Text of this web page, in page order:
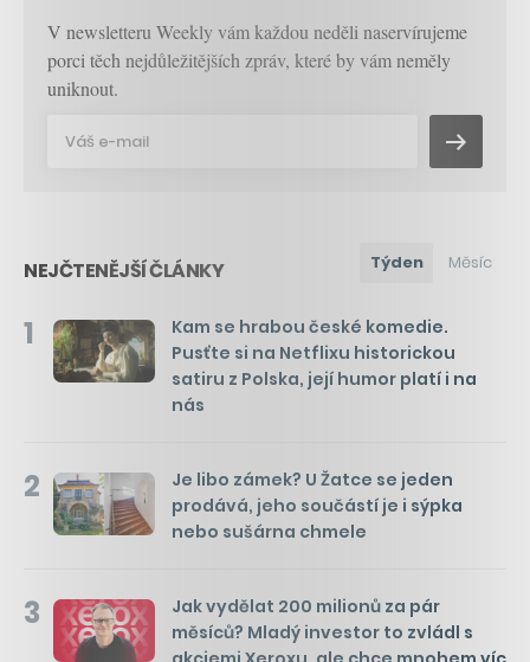
V newsletteru Weekly vám každou neděli naservírujeme
porci těch nejdůležitějších zpráv, které by vám neměly
uniknout.
NEJČTENĚJŠÍ ČLÁNKY Týden Měsíc
1
Kam se hrabou české komedie.
Pusťte si na Netflixu historickou
satiru z Polska, její humor platí i na
nás
2
Je libo zámek? U Žatce se jeden
prodává, jeho součástí je i sýpka
nebo sušárna chmele
3
Jak vydělat 200 milionů za pár
měsíců? Mladý investor to zvládl s